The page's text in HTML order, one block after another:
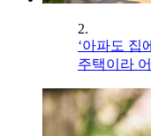
2.
‘아파도 집
주택이라